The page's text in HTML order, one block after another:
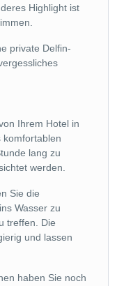
Highlight ist
private Delfin-
Ihrem Hotel in
komfortablen
lang zu
werden.
Sie die
Wasser zu
treffen. Die
und lassen
haben Sie noch